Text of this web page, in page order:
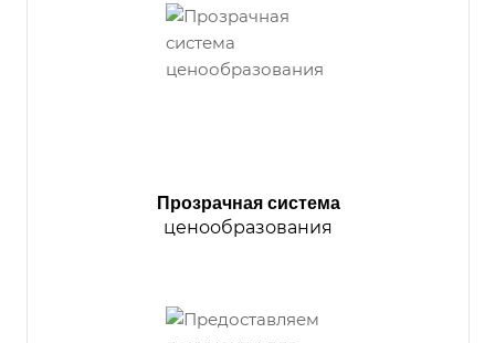
Прозрачная система
ценообразования